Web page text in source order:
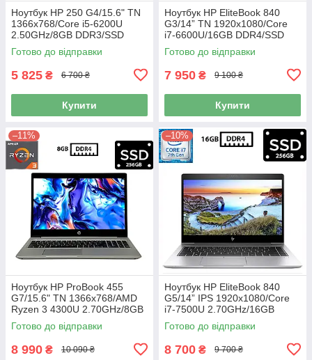
Ноутбук HP 250 G4/15.6" TN
1366x768/Core i5-6200U
2.50GHz/8GB DDR3/SSD
128GB/HD Graphics 520/
Камера Б/В
Готово до відправки
5 825 ₴ 6 700 ₴
Купити
Ноутбук HP EliteBook 840
G3/14” TN 1920x1080/Core
i7-6600U/16GB DDR4/SSD
256GB+HDD 500GB/HD
Graphics 520/Камера Б/В
Готово до відправки
7 950 ₴ 9 100 ₴
Купити
–11%
Ноутбук HP ProBook 455
G7/15.6" TN 1366x768/AMD
Ryzen 3 4300U 2.70GHz/8GB
DDR4/SSD 256GB/AMD
Radeon Graphics/Камера Б/В
Готово до відправки
8 990 ₴ 10 090 ₴
–10%
Ноутбук HP EliteBook 840
G5/14” IPS 1920x1080/Core
i7-7500U 2.70GHz/16GB
DDR4/SSD 256GB/UHD
Graphics 620/Камера Б/В
Готово до відправки
8 700 ₴ 9 700 ₴